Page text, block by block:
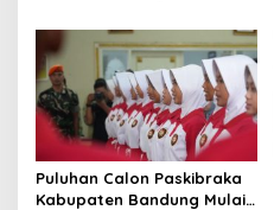
Alternatif di Padalarang
Puluhan Calon Paskibraka
Kabupaten Bandung Mulai